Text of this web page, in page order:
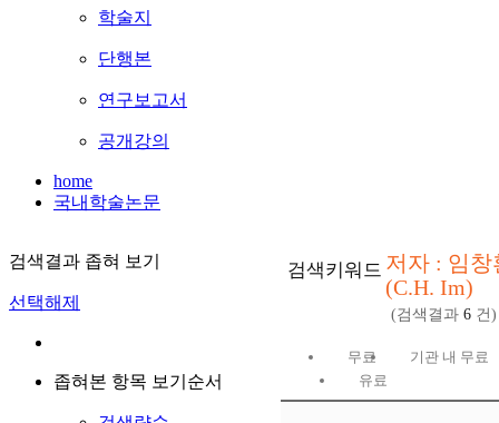
학술지
단행본
연구보고서
공개강의
home
국내학술논문
검색결과 좁혀 보기
선택해제
좁혀본 항목 보기순서
검색키워드 저자 : 임창
(C.H. Im)
(검색결과 6 건)
무료
기관 내 무료
유료